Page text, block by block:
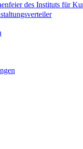
des Instituts für